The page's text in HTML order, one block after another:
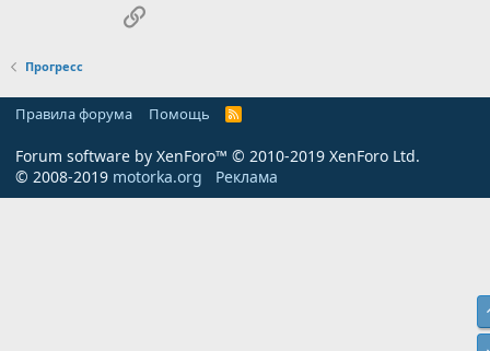
Ссылка
Прогресс
Правила форума Помощь
R
Forum software by XenForo™ © 2010-2019 XenForo Ltd.
© 2008-2019 motorka.org Реклама